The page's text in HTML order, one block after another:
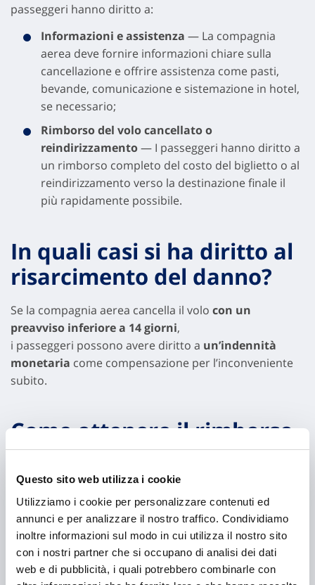
Questo sito web utilizza i cookie
Utilizziamo i cookie per personalizzare contenuti ed
annunci e per analizzare il nostro traffico. Condividiamo
inoltre informazioni sul modo in cui utilizza il nostro sito
con i nostri partner che si occupano di analisi dei dati
web e di pubblicità, i quali potrebbero combinarle con
passeggeri hanno diritto a:
Informazioni e assistenza — La compagnia
aerea deve fornire informazioni chiare sulla
cancellazione e offrire assistenza come pasti,
bevande, comunicazione e sistemazione in hotel,
se necessario;
Rimborso del volo cancellato o
reindirizzamento— I passeggeri hanno diritto a
un rimborso completo del costo del biglietto o al
reindirizzamento verso la destinazione finale il
più rapidamente possibile.
In quali casi si ha diritto al
risarcimento del danno?
Se la compagnia aerea cancella il volo con un
preavviso inferiore a 14 giorni,
i passeggeri possono avere diritto a un’indennità
monetaria come compensazione per l’inconveniente
subito.
Come ottenere il rimborso
in caso di volo cancellato
Dopo aver preso conoscenza di
tutela in caso di volo cancellato, ogni passeggero
può richiedere il risarcimento per la cancellazione del
proprio volo.